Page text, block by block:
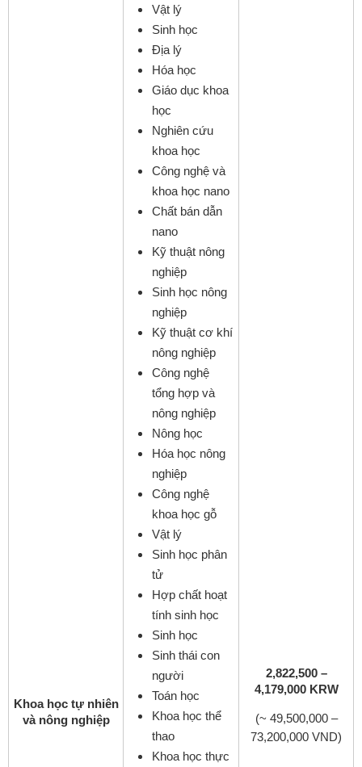
Khoa học tự nhiên
và nông nghiệp
Vật lý
Sinh học
Địa lý
Hóa học
Giáo dục khoa
học
Nghiên cứu
khoa học
Công nghệ và
khoa học nano
Chất bán dẫn
nano
Kỹ thuật nông
nghiệp
Sinh học nông
nghiệp
Kỹ thuật cơ khí
nông nghiệp
Công nghệ
tổng hợp và
nông nghiệp
Nông học
Hóa học nông
nghiệp
Công nghệ
khoa học gỗ
Vật lý
Sinh học phân
tử
Hợp chất hoạt
tính sinh học
Sinh học
Sinh thái con
người
Toán học
Khoa học thể
thao
Khoa học thực
2,822,500 –
4,179,000 KRW
(~ 49,500,000 –
73,200,000 VND)